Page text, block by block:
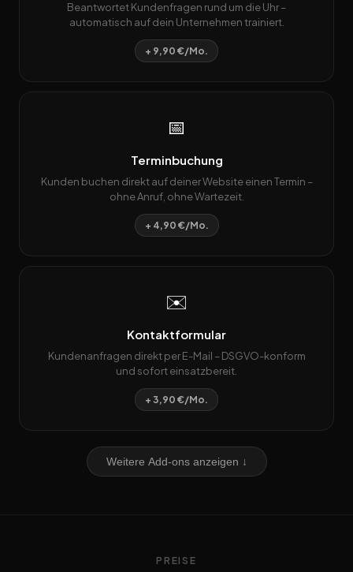
Beantwortet Kundenfragen rund um die Uhr –
automatisch auf dein Unternehmen trainiert.
+ 9,90 €/Mo.
📅
Terminbuchung
Kunden buchen direkt auf deiner Website einen Termin –
ohne Anruf, ohne Wartezeit.
+ 4,90 €/Mo.
✉️
Kontaktformular
Kundenanfragen direkt per E-Mail – DSGVO-konform
und sofort einsatzbereit.
+ 3,90 €/Mo.
Weitere Add-ons anzeigen ↓
PREISE